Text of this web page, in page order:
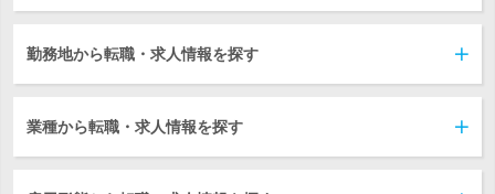
勤務地から転職・求人情報を探す
業種から転職・求人情報を探す